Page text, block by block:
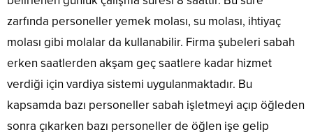
zarfında personeller yemek molası, su molası, ihtiyaç
molası gibi molalar da kullanabilir. Firma şubeleri sabah
erken saatlerden akşam geç saatlere kadar hizmet
verdiği için vardiya sistemi uygulanmaktadır. Bu
kapsamda bazı personeller sabah işletmeyi açıp öğleden
sonra çıkarken bazı personeller de öğlen işe gelip